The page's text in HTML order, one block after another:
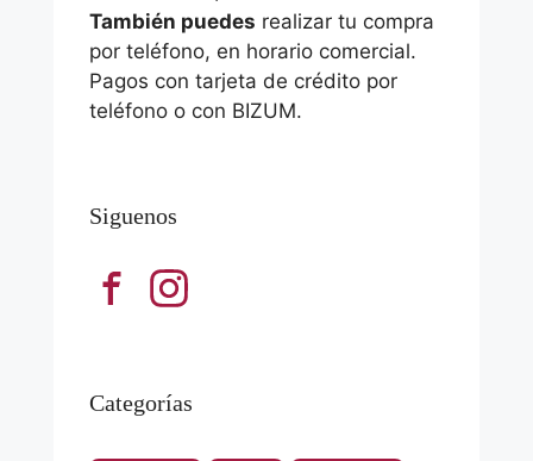
También puedes realizar tu compra
por teléfono, en horario comercial.
Pagos con tarjeta de crédito por
teléfono o con BIZUM.
Siguenos
Categorías